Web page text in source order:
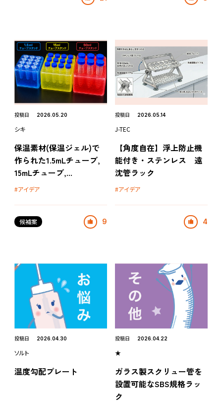
Platine TOP
ログイン
はじめての方はこちら
お問い合わせ
運営会社
PLA.com
プライバシーポリシー
利用規約
投稿日 2026.05.20
シキ
保温素材(保温ジェル)で
作られた1.5mLチューブ,
15mLチューブ,...
アイデア
候補案 9
投稿日 2026.05.14
J-TEC
【角度自在】浮上防止機
能付き・ステンレス 遠
沈管ラック
アイデア
4
投稿日 2026.04.30
ソルト
温度勾配プレート
投稿日 2026.04.22
★
ガラス製スクリュー管を
設置可能なSBS規格ラッ
ク